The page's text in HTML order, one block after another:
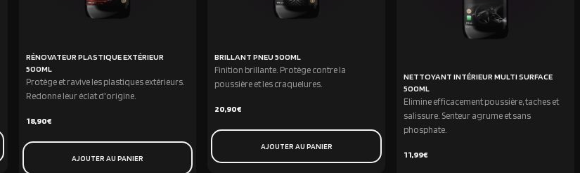
RÉNOVATEUR PLASTIQUE EXTÉRIEUR
500ML
Protège et ravive les plastiques extérieurs.
Redonne leur éclat d'origine.
18,90€
AJOUTER AU PANIER
BRILLANT PNEU 500ML
Finition brillante. Protège contre la
poussière et les craquelures.
20,90€
AJOUTER AU PANIER
NETTOYANT INTÉRIEUR MULTI SURFACE
500ML
Elimine efficacement poussière, taches et
salissure. Senteur agrume et sans
phosphate.
11,99€